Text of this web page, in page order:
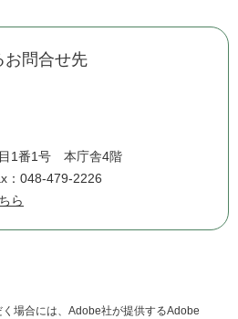
お問合せ先
1番1号 本庁舎4階
：048-479-2226
ら
場合には、Adobe社が提供するAdobe